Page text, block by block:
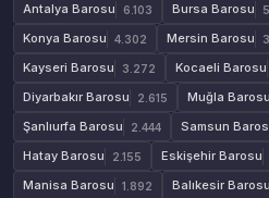
Antalya Barosu 6.103 Bursa Barosu
Konya Barosu 4.302 Mersin Barosu
Kayseri Barosu 3.272 Kocaeli Barosu
Diyarbakır Barosu 2.615 Muğla Barosu
Şanlıurfa Barosu 2.444 Samsun
Hatay Barosu 2.155 Eskişehir Barosu
Manisa Barosu 1.892 Balıkesir Barosu